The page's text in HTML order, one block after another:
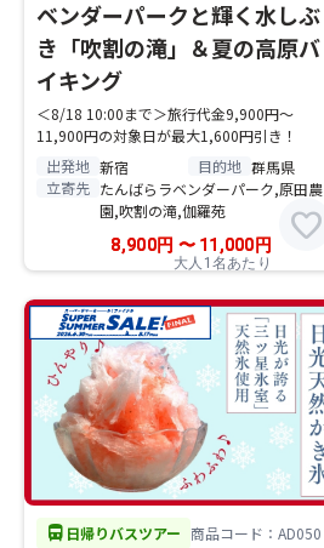
ベンダーパークと輝く水しぶ
き「吹割の滝」＆夏の高原バ
イキング
＜8/18 10:00まで＞旅行代金9,900円～
11,900円の対象日が最大1,600円引き！
出発地 新宿 目的地 群馬県
立寄先 たんばらラベンダーパーク,原田農
園,吹割の滝,伽羅苑
8,900円 〜11,000 円
大人1名あたり
favorite
directions_bus 日帰りバスツアー 商品コード：AD050